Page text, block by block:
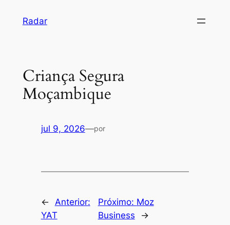
Radar
Criança Segura
Moçambique
jul 9, 2026—por
←
Anterior:
YAT
Próximo: Moz
Business
→